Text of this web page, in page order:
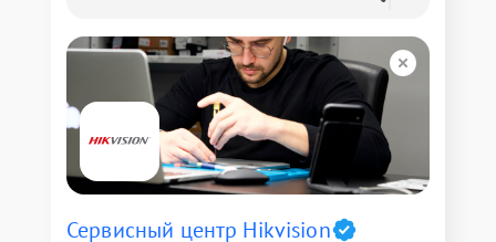
Сервисный центр Hikvision